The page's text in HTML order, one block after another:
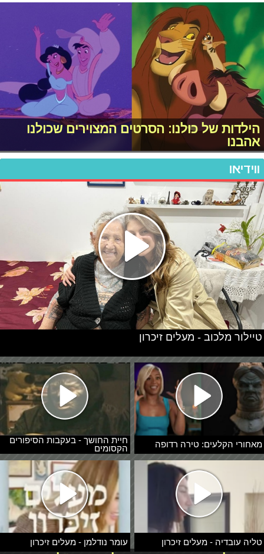
הילדות של כולנו: הסרטים המצוירים שכולנו
אהבנו
ווידיאו
מאחורי הקלעים: טירה רדופה
חיית החושך - בעקבות הסיפורים
הקסומים
טליה עובדיה - מעלים זיכרון עומר נודלמן - מעלים זיכרון
טיילור מלכוב - מעלים זיכרון